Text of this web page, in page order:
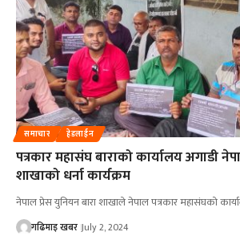
समाचार हेडलाईन
पत्रकार महासंघ बाराको कार्यालय अगाडी
शाखाको धर्ना कार्यक्रम
नेपाल प्रेस युनियन बारा शाखाले नेपाल पत्रकार महासंघको
गढिमाइ खबर July 2, 2024